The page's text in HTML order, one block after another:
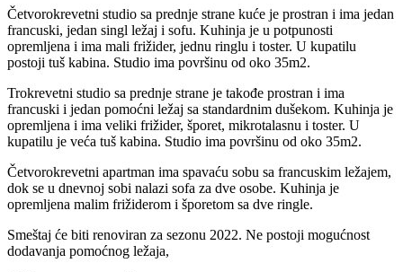
Četvorokrevetni studio sa prednje strane kuće je prostran i ima jedan
francuski, jedan singl ležaj i sofu. Kuhinja je u potpunosti
opremljena i ima mali frižider, jednu ringlu i toster. U kupatilu
postoji tuš kabina. Studio ima površinu od oko 35m2.
Trokrevetni studio sa prednje strane je takođe prostran i ima
francuski i jedan pomoćni ležaj sa standardnim dušekom. Kuhinja je
opremljena i ima veliki frižider, šporet, mikrotalasnu i toster. U
kupatilu je veća tuš kabina. Studio ima površinu od oko 35m2.
Četvorokrevetni apartman ima spavaću sobu sa francuskim ležajem,
dok se u dnevnoj sobi nalazi sofa za dve osobe. Kuhinja je
opremljena malim frižiderom i šporetom sa dve ringle.
Smeštaj će biti renoviran za sezonu 2022. Ne postoji mogućnost
dodavanja pomoćnog ležaja,